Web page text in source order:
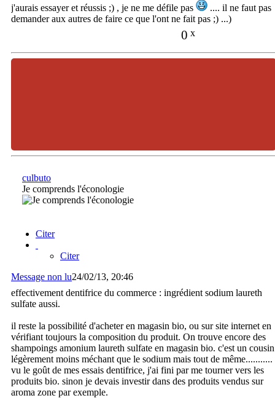
j'aurais essayer et réussis ;) , je ne me défile pas
.... il ne faut pas
demander aux autres de faire ce que l'ont ne fait pas ;) ...)
0 x
culbuto
Je comprends l'éconologie
Citer
Citer
Message non lu24/02/13, 20:46
effectivement dentifrice du commerce : ingrédient sodium laureth
sulfate aussi.
il reste la possibilité d'acheter en magasin bio, ou sur site internet en
vérifiant toujours la composition du produit. On trouve encore des
shampoings amonium laureth sulfate en magasin bio. c'est un cousin
légèrement moins méchant que le sodium mais tout de même...........
vu le goût de mes essais dentifrice, j'ai fini par me tourner vers les
produits bio. sinon je devais investir dans des produits vendus sur
aroma zone par exemple.